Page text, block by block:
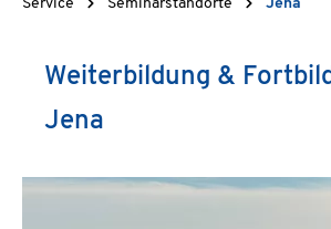
Service Seminarstandorte Jena
Weiterbildung &
Jena